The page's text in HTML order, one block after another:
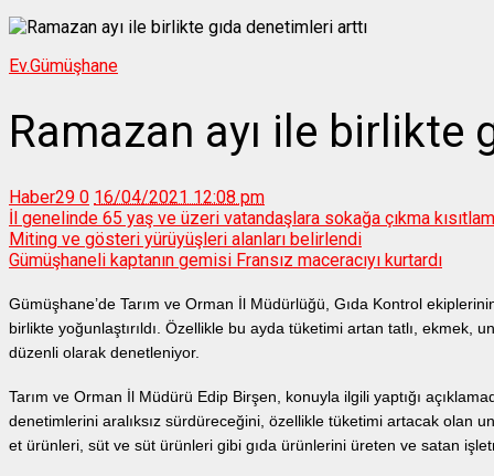
Ev.Gümüşhane
Ramazan ayı ile birlikte
Haber29 0 16/04/2021 12:08 pm
İl genelinde 65 yaş ve üzeri vatandaşlara sokağa çıkma
Miting ve gösteri yürüyüşleri alanları belirlendi
Gümüşhaneli kaptanın gemisi Fransız maceracıyı kurtardı
Gümüşhane’de Tarım ve Orman İl Müdürlüğü, Gıda Kontrol
birlikte yoğunlaştırıldı. Özellikle bu ayda tüketimi artan tatlı, ekmek,
düzenli olarak denetleniyor.
Tarım ve Orman İl Müdürü Edip Birşen, konuyla ilgili yaptığı
denetimlerini aralıksız sürdüreceğini, özellikle tüketimi artacak olan
et ürünleri, süt ve süt ürünleri gibi gıda ürünlerini üreten ve satan